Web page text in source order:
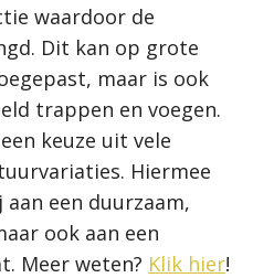
waardoor de
Dit kan op grote
maar is ook
trappen en voegen.
keuze uit vele
Hiermee
een duurzaam,
ook aan een
Meer weten? Klik hier!